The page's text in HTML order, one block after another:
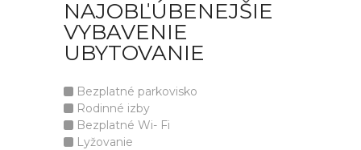
NAJOBĽÚBENEJŠIE
VYBAVENIE
UBYTOVANIE
Bezplatné parkovisko
Rodinné izby
Bezplatné Wi- Fi
Lyžovanie